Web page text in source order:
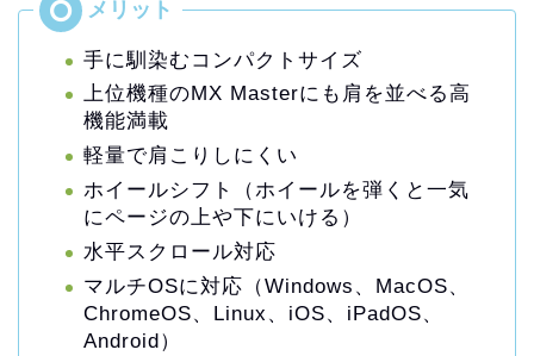
手に馴染むコンパクトサイズ
上位機種のMX Masterにも肩を並べる高
機能満載
軽量で肩こりしにくい
ホイールシフト（ホイールを弾くと一気
にページの上や下にいける）
水平スクロール対応
マルチOSに対応（Windows、MacOS、
ChromeOS、Linux、iOS、iPadOS、
Android）